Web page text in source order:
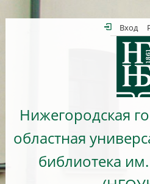
Вход
Нижегородская
областная
библиотека